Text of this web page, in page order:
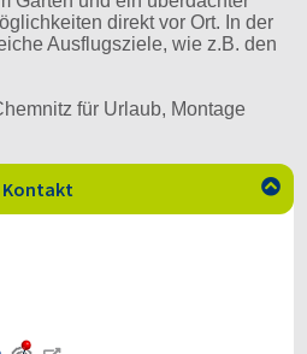
direkt vor Ort. In der
Ausflugsziele, wie z.B. den
für Urlaub, Montage
Kontakt 